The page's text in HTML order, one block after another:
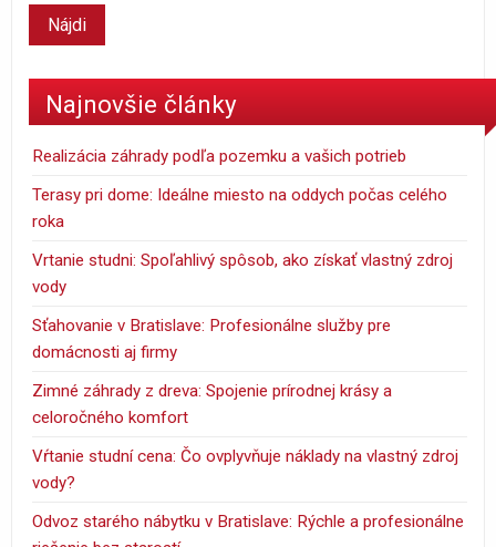
Najnovšie články
Realizácia záhrady podľa pozemku a vašich potrieb
Terasy pri dome: Ideálne miesto na oddych počas celého
roka
Vrtanie studni: Spoľahlivý spôsob, ako získať vlastný zdroj
vody
Sťahovanie v Bratislave: Profesionálne služby pre
domácnosti aj firmy
Zimné záhrady z dreva: Spojenie prírodnej krásy a
celoročného komfort
Vŕtanie studní cena: Čo ovplyvňuje náklady na vlastný zdroj
vody?
Odvoz starého nábytku v Bratislave: Rýchle a profesionálne